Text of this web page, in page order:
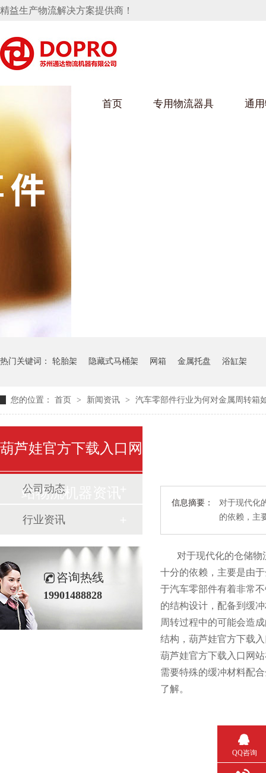
精益生产物流解决方案提供商！
首页 专用物流器具
葫芦娃下载最污架
保险杠料架
消声器料架
通
车
料架
桶水箱支架
行业
热门关键词： 轮胎架 隐藏式马桶架 网箱 金属托盘 浴缸架
您的位置： 首页 > 新闻资讯 > 汽车零部件行业为何对金属周转箱
信息摘要：
对于现代化
的依赖
对于现代化的仓储物流
十分的依赖，主要是由
于汽车零部件有着非常不
的结构设计，配备到
周转过程中的可能会造成
结构，葫芦娃官方下
葫芦娃官方下载入口网站
需要特殊的缓冲材料配
了解。
葫芦娃官方下载入口网
站物流机器资讯
公司动态
行业资讯
咨询热线
19901488828
QQ咨询